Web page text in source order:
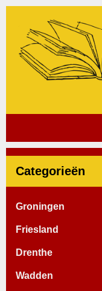
Categorieën
Groningen
Friesland
Drenthe
Wadden